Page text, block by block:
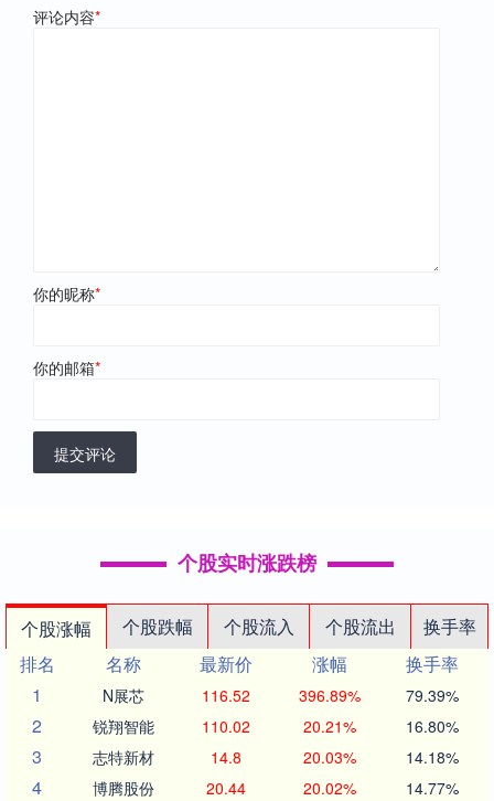
评论内容*
你的昵称*
你的邮箱*
提交评论
个股实时涨跌榜
个股涨幅 个股跌幅 个股流入 个股流出
换手率
排名
名称 最新价 涨幅
换手率
1
N展芯 116.52 396.89% 79.39%
2 锐翔智能 110.02 20.21% 16.80%
3 志特新材 14.8 20.03% 14.18%
4 博腾股份 20.44 20.02% 14.77%